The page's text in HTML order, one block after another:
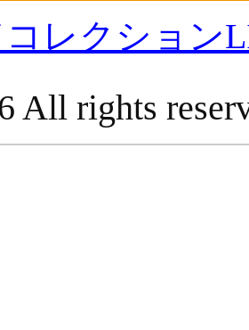
コレクション
All rights